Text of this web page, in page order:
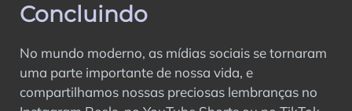
Concluindo
No mundo moderno, as mídias sociais se tornaram
uma parte importante de nossa vida, e
compartilhamos nossas preciosas lembranças no